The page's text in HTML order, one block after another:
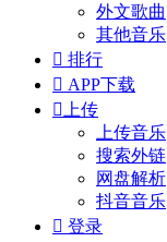
外文歌曲
其他音乐
 排行
 APP下载
 上传
上传音乐
搜索外链
网盘解析
抖音音乐
 登录